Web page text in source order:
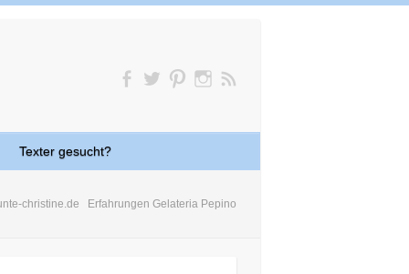
Texter gesucht?
christine.de Erfahrungen Gelateria Pepino